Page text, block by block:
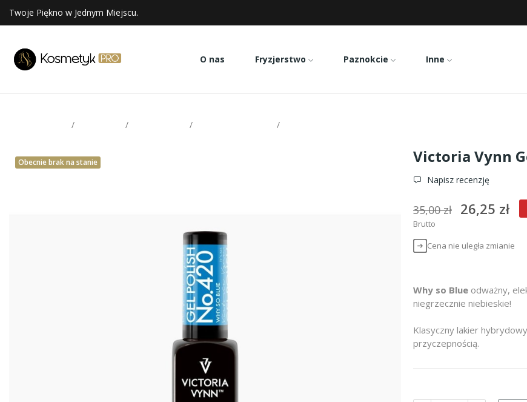
Twoje Piękno w Jednym Miejscu.
O nas Fryzjerstwo Paznokcie Inne
Obecnie brak na stanie Victoria Vynn
Napisz recenzję
35,00 zł 26,25 zł
Brutto
Cena nie uległa zmianie
Why so Blue odważny,
niegrzecznie niebieskie!
Klasyczny lakier
przyczepnością.